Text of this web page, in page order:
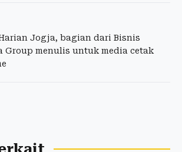
Jogja, bagian dari Bisnis
Group menulis untuk media cetak